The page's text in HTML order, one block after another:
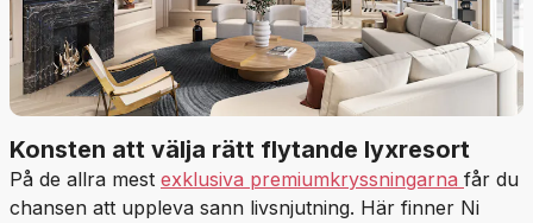
Konsten att välja rätt flytande lyxresort
På de allra mest exklusiva premiumkryssningarna får du
chansen att uppleva sann livsnjutning. Här finner Ni